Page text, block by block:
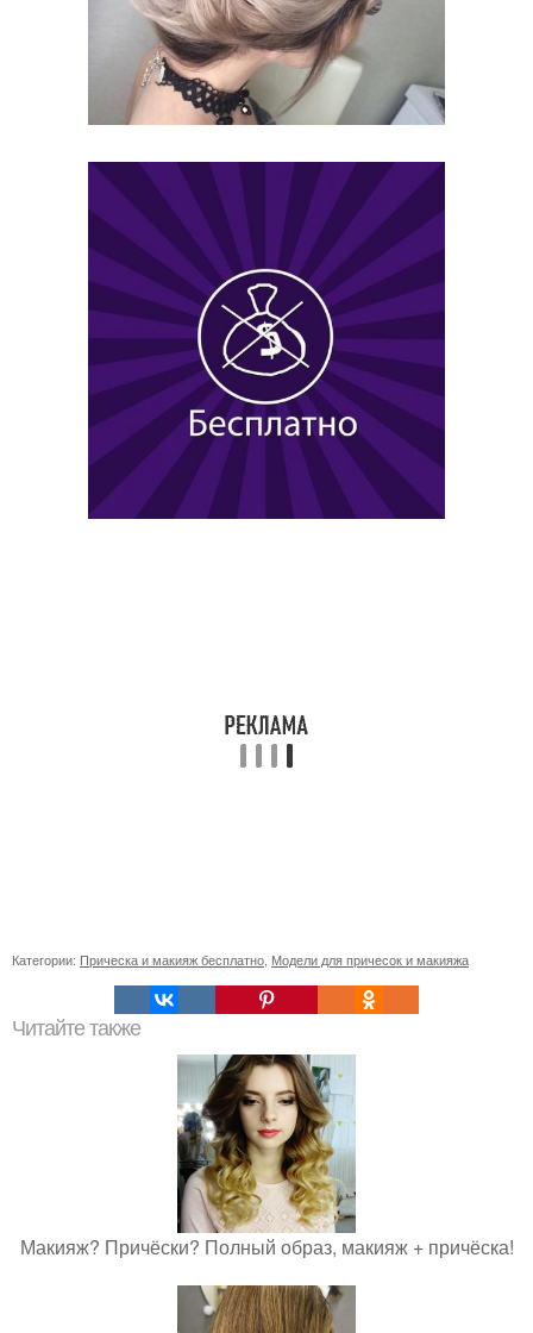
Категории: Прическа и макияж бесплатно Модели для причесок и макияжа
Читайте также
Макияж? Причёски? Полный образ, макияж + причёска!